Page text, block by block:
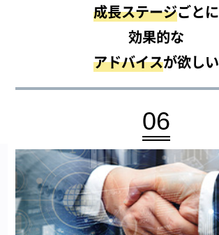
成長ステージごとに
効果的な
アドバイスが欲しい
06